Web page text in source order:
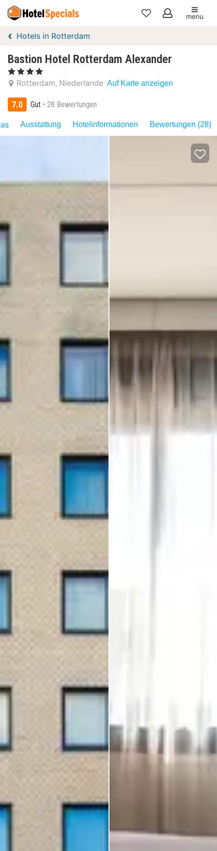
Meine
menu
Hotels in Rotterdam
Bastion Hotel Rotterdam Alexander
, 4 Sterne
Rotterdam Niederlande Auf Karte anzeigen
7.0 Gut 28 Bewertungen
Ausstattung Hotelinformationen Bewertungen (28)